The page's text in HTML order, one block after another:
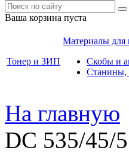
Ваша корзина пуста
Тонер и ЗИП
Материалы для
Скобы и
Станины,
На главную
DC 535/45/